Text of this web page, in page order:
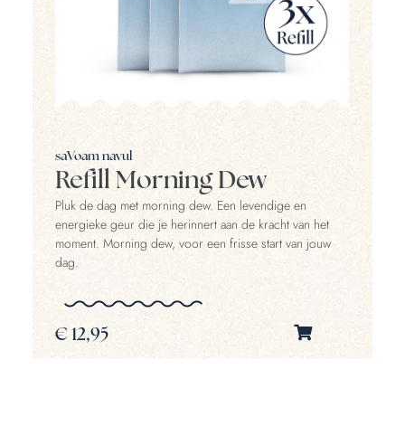
saVoam navul
Refill Morning Dew
Pluk de dag met morning dew. Een levendige en
energieke geur die je herinnert aan de kracht van het
moment. Morning dew, voor een frisse start van jouw
dag.
€12,95